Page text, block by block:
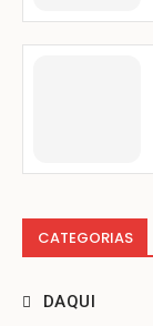
CATEGORIAS
DAQUI